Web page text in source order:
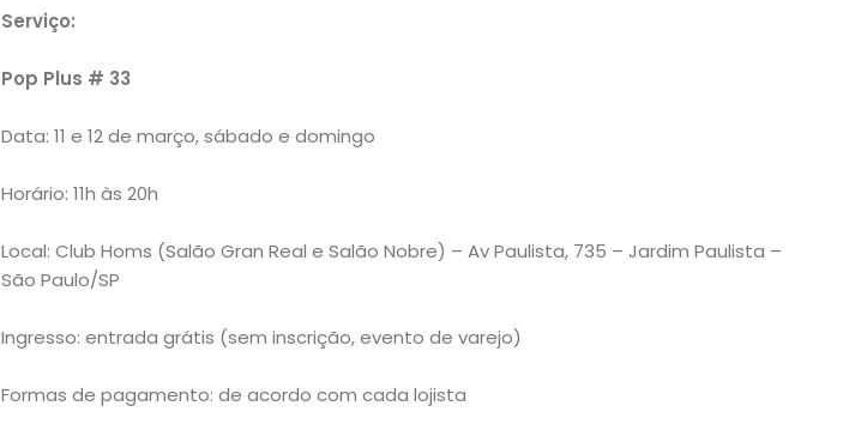
e
Eventos
Gastronomia
Negócios
Notícias
Viagens
e
Serviço:
Pop Plus # 33
Data: 11 e 12 de março, sábado e domingo
Horário: 11h às 20h
Local: Club Homs (Salão Gran Real e Salão Nobre) – Av Paulista, 735 – Jardim Paulista –
São Paulo/SP
Ingresso: entrada grátis (sem inscrição, evento de varejo)
Formas de pagamento: de acordo com cada lojista